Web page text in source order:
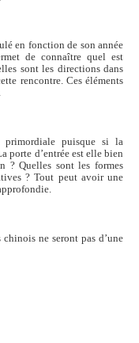
en fonction de son année
de connaître quel est
sont les directions dans
rencontre. Ces éléments
primordiale puisque si la
porte d’entrée est elle bien
? Quelles sont les formes
? Tout peut avoir une
ne seront pas d’une